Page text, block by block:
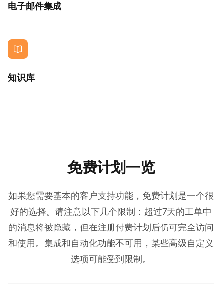
电子邮件集成
知识库
免费计划一览
如果您需要基本的客户支持功能，免费计划是一个很
好的选择。请注意以下几个限制：超过7天的工单中
的消息将被隐藏，但在注册付费计划后仍可完全访问
和使用。集成和自动化功能不可用，某些高级自定义
选项可能受到限制。